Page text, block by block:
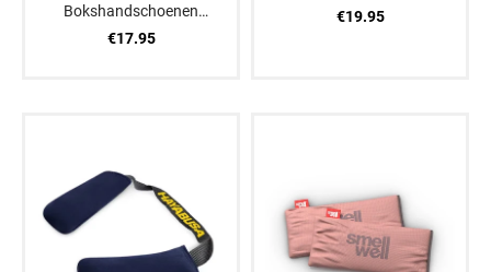
Bokshandschoenen
Verfrissers Active XL
€17.95
€19.95